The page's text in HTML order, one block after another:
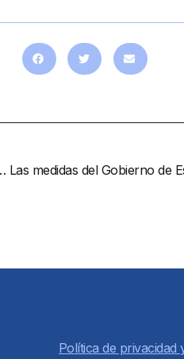
asadas en la vía pública
Política de privacidad